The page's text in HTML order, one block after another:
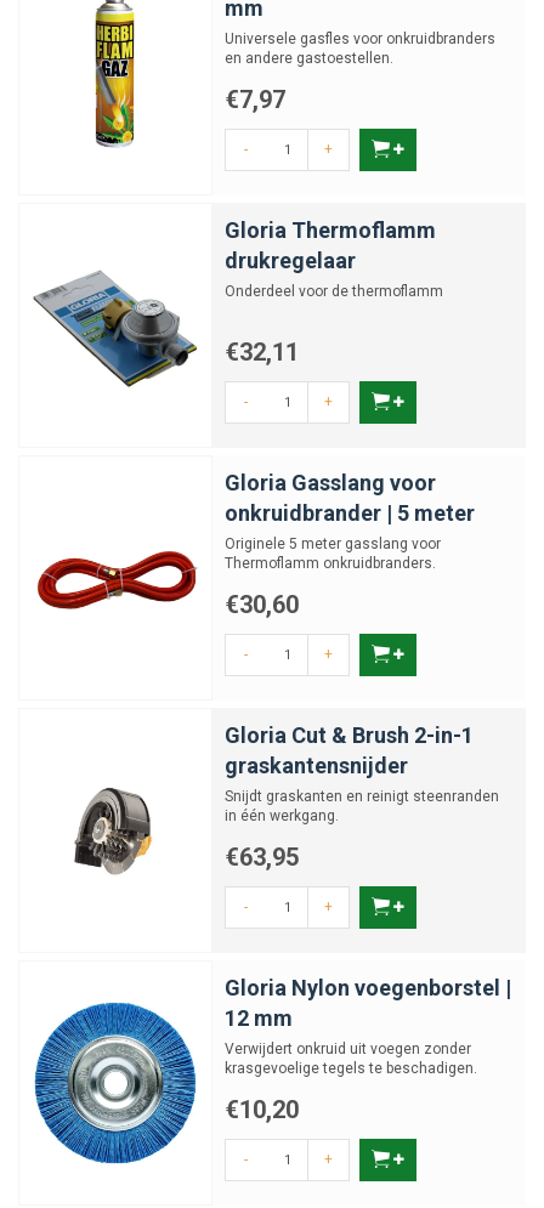
mm
Universele gasfles voor onkruidbranders
en andere gastoestellen.
€7,97
- +
Gloria Thermoflamm
drukregelaar
Onderdeel voor de thermoflamm
€32,11
- +
Gloria Gasslang voor
onkruidbrander | 5 meter
Originele 5 meter gasslang voor
Thermoflamm onkruidbranders.
€30,60
- +
Gloria Cut & Brush 2-in-1
graskantensnijder
Snijdt graskanten en reinigt steenranden
in één werkgang.
€63,95
- +
Gloria Nylon voegenborstel |
12 mm
Verwijdert onkruid uit voegen zonder
krasgevoelige tegels te beschadigen.
€10,20
- +